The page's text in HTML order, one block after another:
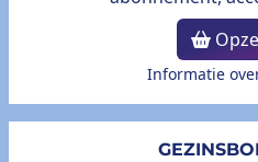
Informatie